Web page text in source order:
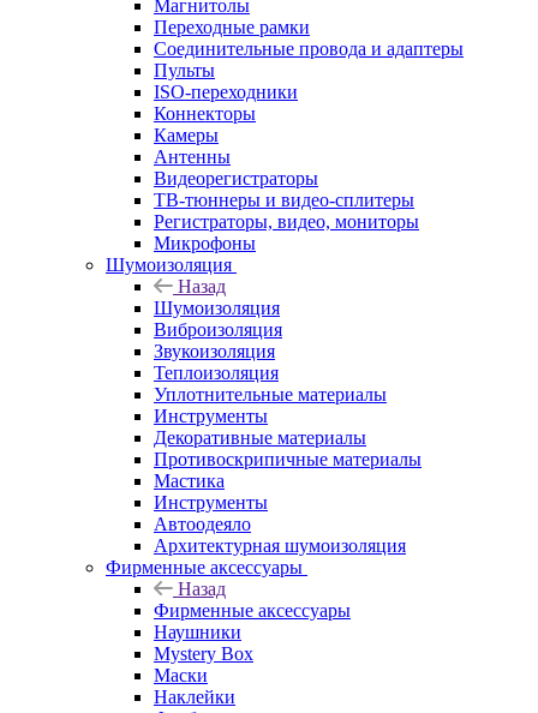
Магнитолы
Переходные рамки
Соединительные провода и адаптеры
Пульты
ISO-переходники
Коннекторы
Камеры
Антенны
Видеорегистраторы
ТВ-тюннеры и видео-сплитеры
Регистраторы, видео, мониторы
Микрофоны
Шумоизоляция
Назад
Шумоизоляция
Виброизоляция
Звукоизоляция
Теплоизоляция
Уплотнительные материалы
Инструменты
Декоративные материалы
Противоскрипичные материалы
Мастика
Инструменты
Автоодеяло
Архитектурная шумоизоляция
Фирменные аксессуары
Назад
Фирменные аксессуары
Наушники
Mystery Box
Маски
Наклейки